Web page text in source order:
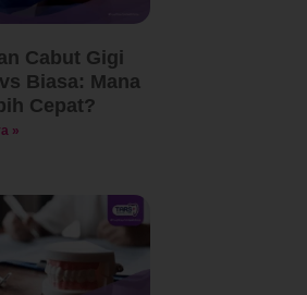
Cabut Gigi
Biasa: Mana
Cepat?
»